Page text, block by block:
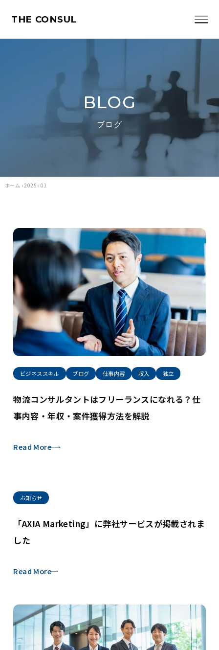
THE CONSUL
BLOG
ブログ
ホーム ›2025 › 01
ビジネススキル ブログ 仕事内容 収入 独立
物流コンサルタントはフリーランスになれる？仕
事内容・年収・案件獲得方法を解説
Read More
お知らせ
「AXIA Marketing」に弊社サービスが掲載されま
した
Read More